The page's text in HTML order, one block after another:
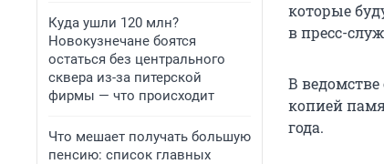
Куда ушли 120 млн?
Новокузнечане боятся
остаться без центрального
сквера из-за питерской
фирмы — что происходит
Что мешает получать большую
пенсию: список главных
которые
в пресс-
В ведомстве
копией
года.